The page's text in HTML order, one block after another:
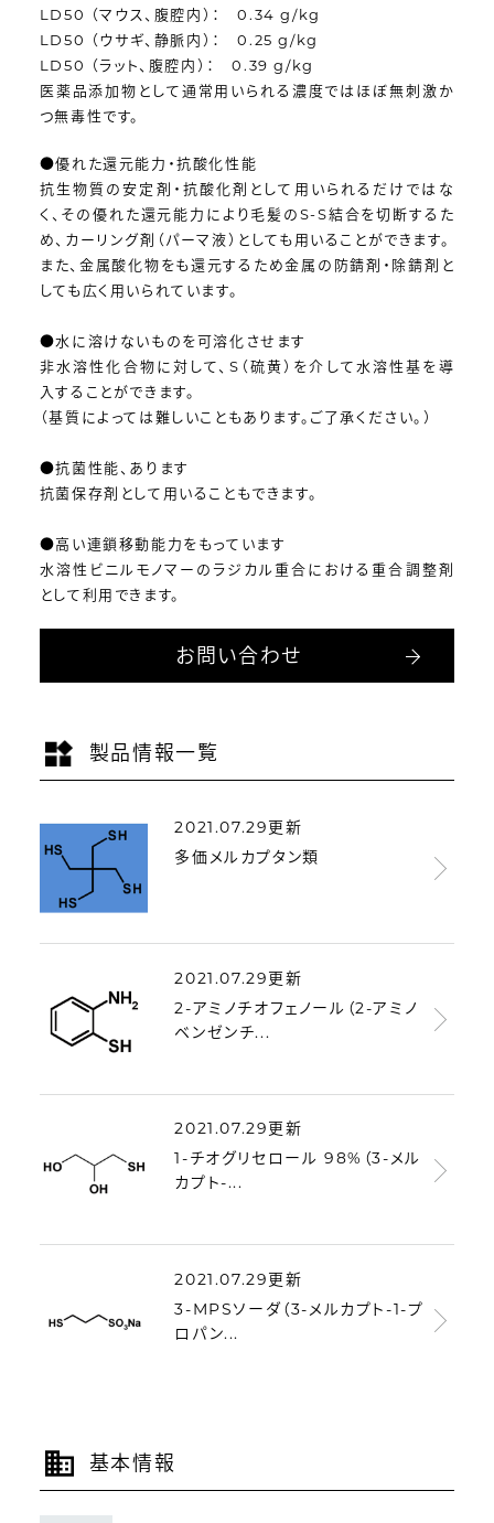
LD50 （マウス、腹腔内）： 0.34 g/kg
LD50 （ウサギ、静脈内）： 0.25 g/kg
LD50 （ラット、腹腔内）： 0.39 g/kg
医薬品添加物として通常用いられる濃度ではほぼ無刺激か
つ無毒性です。
●優れた還元能力・抗酸化性能
抗生物質の安定剤・抗酸化剤として用いられるだけではな
く、その優れた還元能力により毛髪のS-S結合を切断するた
め、カーリング剤（パーマ液）としても用いることができます。
また、金属酸化物をも還元するため金属の防錆剤・除錆剤と
しても広く用いられています。
●水に溶けないものを可溶化させます
非水溶性化合物に対して、S（硫黄）を介して水溶性基を導
入することができます。
（基質によっては難しいこともあります。ご了承ください。）
●抗菌性能、あります
抗菌保存剤として用いることもできます。
●高い連鎖移動能力をもっています
水溶性ビニルモノマーのラジカル重合における重合調整剤
として利用できます。
お問い合わせ
製品情報一覧
2021.07.29更新
多価メルカプタン類
2021.07.29更新
2-アミノチオフェノール（2-アミノ
ベンゼンチ...
2021.07.29更新
1-チオグリセロール 98%（3-メル
カプト-...
2021.07.29更新
3-MPSソーダ（3-メルカプト-1-プ
ロパン...
基本情報